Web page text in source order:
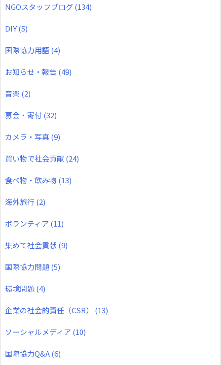
NGOスタッフブログ(134)
DIY(5)
国際協力用語(4)
お知らせ・報告 (49)
音楽(2)
募金・寄付 (32)
カメラ・写真(9)
買い物で社会貢献 (24)
食べ物・飲み物 (13)
海外旅行(2)
ボランティア (11)
集めて社会貢献 (9)
国際協力問題(5)
環境問題(4)
企業の社会的責任（CSR） (13)
ソーシャルメディア (10)
国際協力Q&A(6)